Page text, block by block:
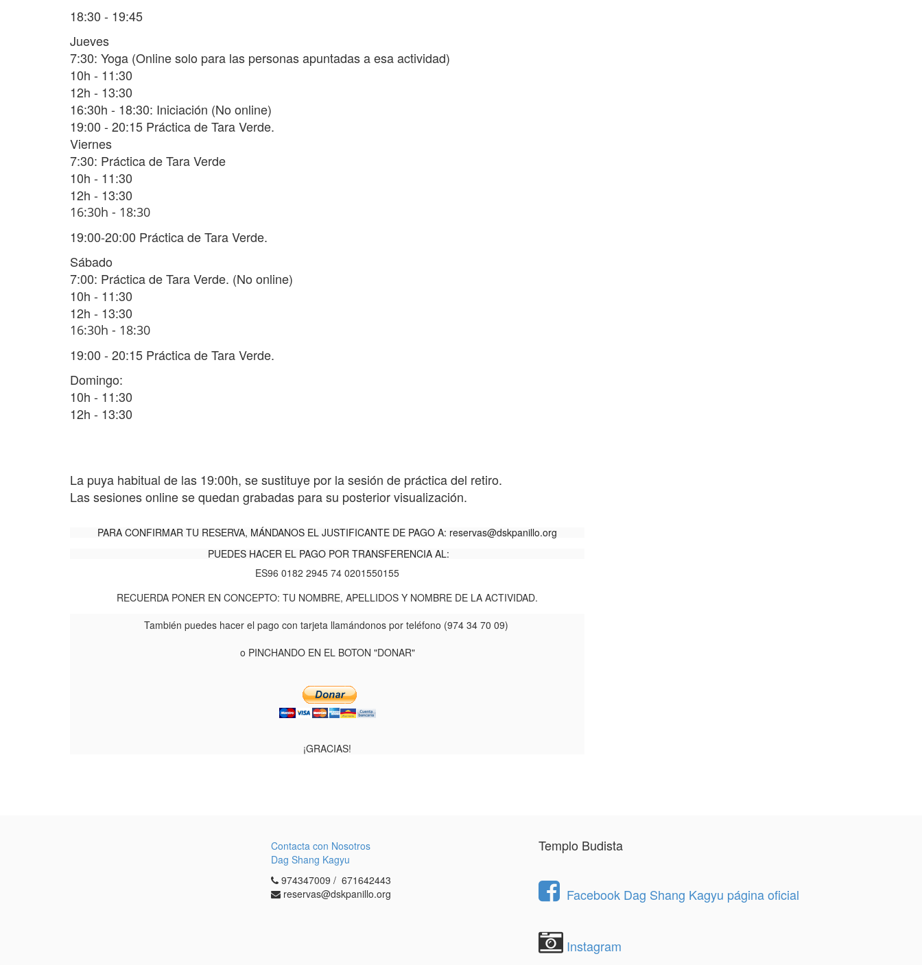
18:30 - 19:45
Jueves
7:30: Yoga (Online solo para las personas apuntadas a esa actividad)
10h - 11:30
12h - 13:30
16:30h - 18:30: Iniciación (No online)
19:00 - 20:15 Práctica de Tara Verde.
Viernes
7:30: Práctica de Tara Verde
10h - 11:30
12h - 13:30
16:30h - 18:30
19:00-20:00 Práctica de Tara Verde.
Sábado
7:00: Práctica de Tara Verde. (No online)
10h - 11:30
12h - 13:30
16:30h - 18:30
19:00 - 20:15 Práctica de Tara Verde.
Domingo:
10h - 11:30
12h - 13:30
La puya habitual de las 19:00h, se sustituye por la sesión de práctica del retiro.
Las sesiones online se quedan grabadas para su posterior visualización.
PARA CONFIRMAR TU RESERVA, MÁNDANOS EL JUSTIFICANTE DE PAGO A: reservas@dskpanillo.org
PUEDES HACER EL PAGO POR TRANSFERENCIA AL:
ES96 0182 2945 74 0201550155
RECUERDA PONER EN CONCEPTO: TU NOMBRE, APELLIDOS Y NOMBRE DE LA ACTIVIDAD.
También puedes hacer el pago con tarjeta llamándonos por teléfono (974 34 70 09)
o PINCHANDO EN EL BOTON "DONAR"
¡GRACIAS!
Contacta con Nosotros
Dag Shang Kagyu
974347009 / 671642443
reservas@dskpanillo.org
Templo Budista
Facebook Dag Shang Kagyu página oficial
Instagram